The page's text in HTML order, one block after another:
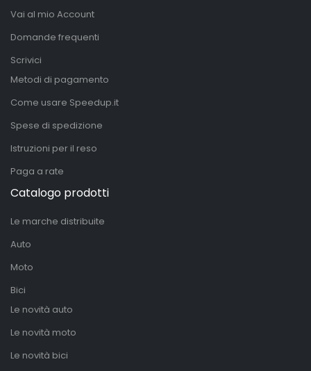
Vai al mio Account
Domande frequenti
Scrivici
Metodi di pagamento
Come usare Speedup.it
Spese di spedizione
Istruzioni per il reso
Paga a rate
Catalogo prodotti
Le marche distribuite
Auto
Moto
Bici
Le novità auto
Le novità moto
Le novità bici